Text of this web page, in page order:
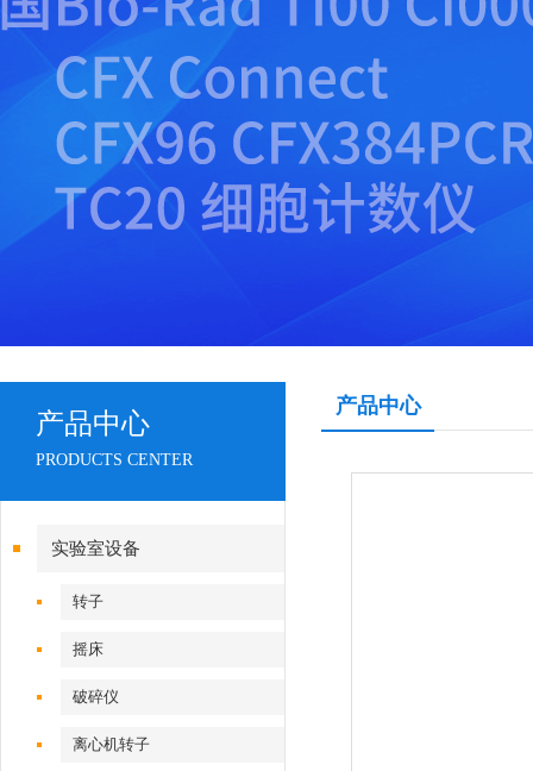
产品中心
PRODUCTS CENTER
实验室设备
转子
摇床
破碎仪
离心机转子
产品中心